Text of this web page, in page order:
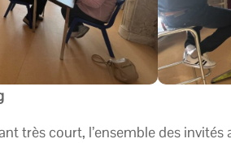
très court, l’ensemble des invités